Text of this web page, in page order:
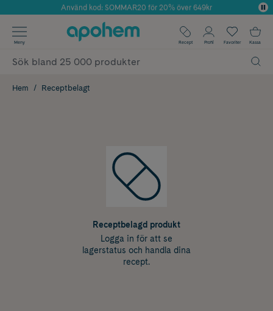
Årets Butik 2025 inom Skönhet
Använd kod: SOMMAR20 för 20% över 649kr
✓ Fri frakt
✓ Poäng på alla köp*
Meny Recept Profil Favoriter Kassa
Hem Receptbelagt
Receptbelagd produkt
Logga in för att se
lagerstatus och handla dina
recept.